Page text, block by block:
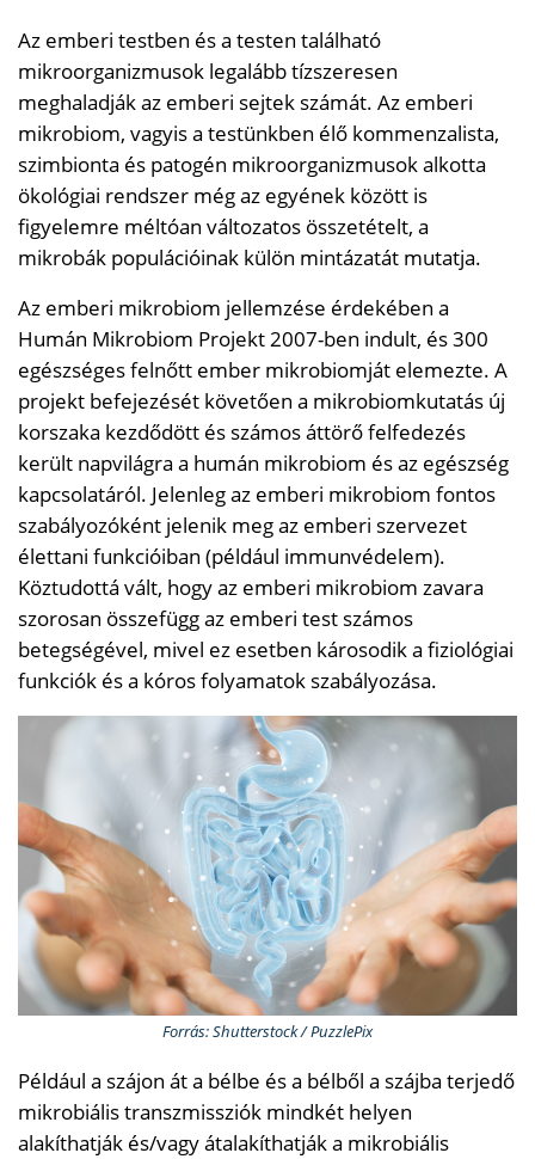
Az emberi testben és a testen található
mikroorganizmusok legalább tízszeresen
meghaladják az emberi sejtek számát. Az emberi
mikrobiom, vagyis a testünkben élő kommenzalista,
szimbionta és patogén mikroorganizmusok alkotta
ökológiai rendszer még az egyének között is
figyelemre méltóan változatos összetételt, a
mikrobák populációinak külön mintázatát mutatja.
Az emberi mikrobiom jellemzése érdekében a
Humán Mikrobiom Projekt 2007-ben indult, és 300
egészséges felnőtt ember mikrobiomját elemezte. A
projekt befejezését követően a mikrobiomkutatás új
korszaka kezdődött és számos áttörő felfedezés
került napvilágra a humán mikrobiom és az egészség
kapcsolatáról. Jelenleg az emberi mikrobiom fontos
szabályozóként jelenik meg az emberi szervezet
élettani funkcióiban (például immunvédelem).
Köztudottá vált, hogy az emberi mikrobiom zavara
szorosan összefügg az emberi test számos
betegségével, mivel ez esetben károsodik a fiziológiai
funkciók és a kóros folyamatok szabályozása.
Forrás: Shutterstock / PuzzlePix
Például a szájon át a bélbe és a bélből a szájba terjedő
mikrobiális transzmissziók mindkét helyen
alakíthatják és/vagy átalakíthatják a mikrobiális